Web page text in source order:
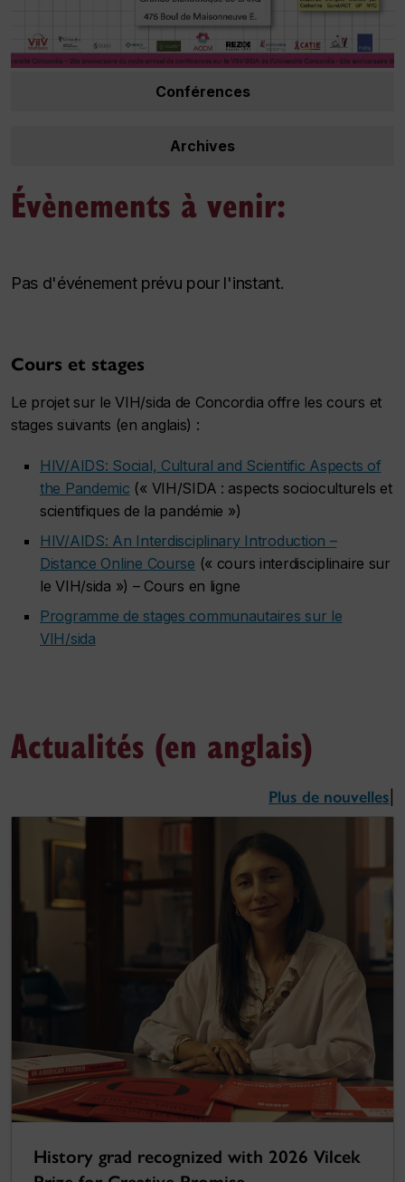
Conférences
Archives
Évènements à venir:
Pas d'événement prévu pour l'instant.
Cours et stages
Le projet sur le VIH/sida de Concordia offre les cours et
stages suivants (en anglais) :
HIV/AIDS: Social, Cultural and Scientific Aspects of
the Pandemic (« VIH/SIDA : aspects socioculturels et
scientifiques de la pandémie »)
HIV/AIDS: An Interdisciplinary Introduction –
Distance Online Course (« cours interdisciplinaire sur
le VIH/sida ») – Cours en ligne
Programme de stages communautaires sur le
VIH/sida
Actualités (en anglais)
Plus de nouvelles
History grad recognized with 2026 Vilcek